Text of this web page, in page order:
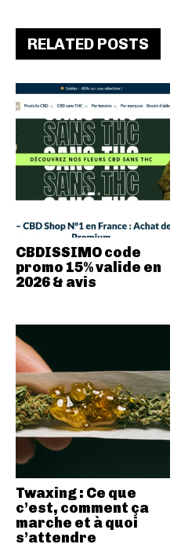
RELATED POSTS
CBDISSIMO code
promo 15% valide en
2026 & avis
Twaxing : Ce que
c’est, comment ça
marche et à quoi
s’attendre